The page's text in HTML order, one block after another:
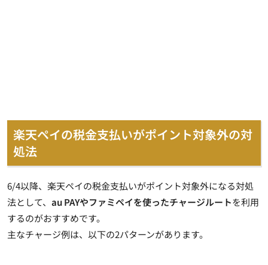
楽天ペイの税金支払いがポイント対象外の対
処法
6/4以降、楽天ペイの税金支払いがポイント対象外になる対処
法として、 au PAYやファミペイを使ったチャージルートを利用
するのがおすすめです。
主なチャージ例は、以下の2パターンがあります。